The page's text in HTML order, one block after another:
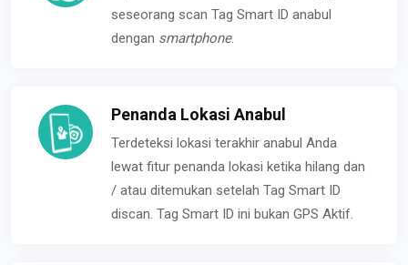
seseorang scan Tag Smart ID anabul
dengan smartphone.
Penanda Lokasi Anabul
Terdeteksi lokasi terakhir anabul Anda
lewat fitur penanda lokasi ketika hilang dan
/ atau ditemukan setelah Tag Smart ID
discan. Tag Smart ID ini bukan GPS Aktif.